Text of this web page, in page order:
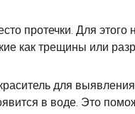
протечки. Для
как трещины или
для
в воде. Это